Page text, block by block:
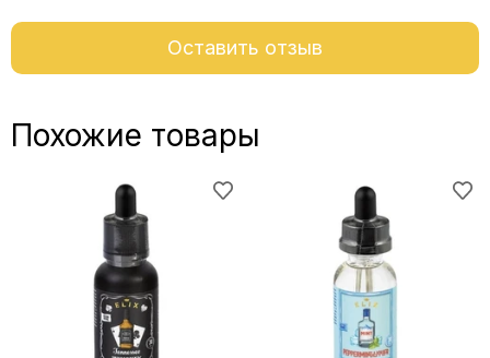
Оставить отзыв
Похожие товары